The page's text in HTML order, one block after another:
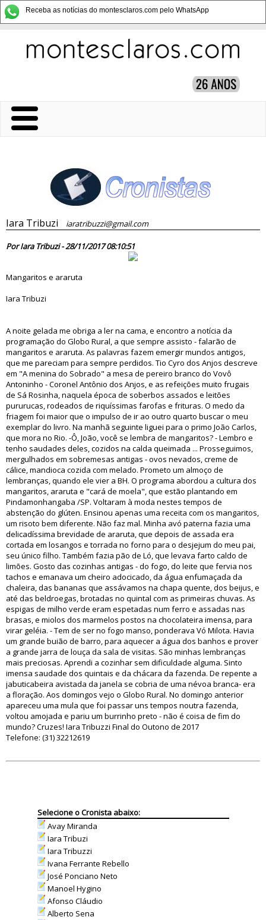
Receba as notícias do montesclaros.com pelo WhatsApp
Iara Tribuzi
iaratribuzzi@gmail.com
Por Iara Tribuzi - 28/11/2017 08:10:51
Mangaritos e araruta
Iara Tribuzi
A noite gelada me obriga a ler na cama, e encontro a notícia da
programação do Globo Rural, a que sempre assisto - falarão de
mangaritos e araruta. As palavras fazem emergir mundos antigos,
que me pareciam para sempre perdidos. Tio Cyro dos Anjos descreve
em "A menina do Sobrado" a mesa de pereiro branco do Vovô
Antoninho - Coronel Antônio dos Anjos, e as refeições muito frugais
de Sá Rosinha, naquela época de soberbos assados e leitões
pururucas, rodeados de riquíssimas farofas e frituras. O medo da
friagem foi maior que o impulso de ir ao outro quarto buscar o meu
exemplar do livro. Na manhã seguinte liguei para o primo João Carlos,
que mora no Rio. -Ô, João, você se lembra de mangaritos? - Lembro e
tenho saudades deles, cozidos na calda queimada ... Prosseguimos,
mergulhados em sobremesas antigas - ovos nevados, creme de
cálice, mandioca cozida com melado. Prometo um almoço de
lembranças, quando ele vier a BH. O programa abordou a cultura dos
mangaritos, araruta e "cará de moela", que estão plantando em
Pindamonhangaba /SP. Voltaram à moda nestes tempos de
abstenção do glúten. Ensinou apenas uma receita com os mangaritos,
um risoto bem diferente. Não faz mal. Minha avó paterna fazia uma
delicadíssima brevidade de araruta, que depois de assada era
cortada em losangos e torrada no forno para o desjejum do meu pai,
seu único filho. Também fazia pão de Ló, que levava farto caldo de
limões. Gosto das cozinhas antigas - do fogo, do leite que fervia nos
tachos e emanava um cheiro adocicado, da água enfumaçada da
chaleira, das bananas que assávamos na chapa quente, dos beijus, e
até das beldroegas, brotadas no quintal com as primeiras chuvas. As
espigas de milho verde eram espetadas num ferro e assadas nas
brasas, e miolos dos marmelos postos na chocolateira imensa, para
virar geléia. - Tem de ser no fogo manso, ponderava Vó Milota. Havia
um grande buião de barro, para aquecer a água dos banhos e prover
a grande jarra de louça da sala de visitas. São minhas lembranças
mais preciosas. Aprendi a cozinhar sem dificuldade alguma. Sinto
imensa saudade dos quintais e da chácara da fazenda. De repente a
jabuticabeira avistada da janela se cobria de uma névoa branca- era
a floração. Aos domingos vejo o Globo Rural. No domingo anterior
apareceu uma mula que foi passar uns tempos noutra fazenda,
voltou amojada e pariu um burrinho preto - não é coisa de fim do
mundo? Cruzes! Iara Tribuzzi Final do Outono de 2017
Telefone: (31) 32212619
Selecione o Cronista abaixo:
Avay Miranda
Iara Tribuzi
Iara Tribuzzi
Ivana Ferrante Rebello
José Ponciano Neto
Manoel Hygino
Afonso Cláudio
Alberto Sena